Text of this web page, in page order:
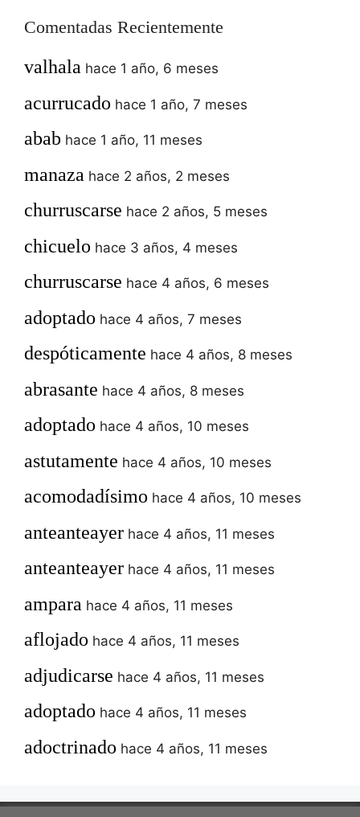
Comentadas Recientemente
valhala hace 1 año, 6 meses
acurrucado hace 1 año, 7 meses
abab hace 1 año, 11 meses
manaza hace 2 años, 2 meses
churruscarse hace 2 años, 5 meses
chicuelo hace 3 años, 4 meses
churruscarse hace 4 años, 6 meses
adoptado hace 4 años, 7 meses
despóticamente hace 4 años, 8 meses
abrasante hace 4 años, 8 meses
adoptado hace 4 años, 10 meses
astutamente hace 4 años, 10 meses
acomodadísimo hace 4 años, 10 meses
anteanteayer hace 4 años, 11 meses
anteanteayer hace 4 años, 11 meses
ampara hace 4 años, 11 meses
aflojado hace 4 años, 11 meses
adjudicarse hace 4 años, 11 meses
adoptado hace 4 años, 11 meses
adoctrinado hace 4 años, 11 meses